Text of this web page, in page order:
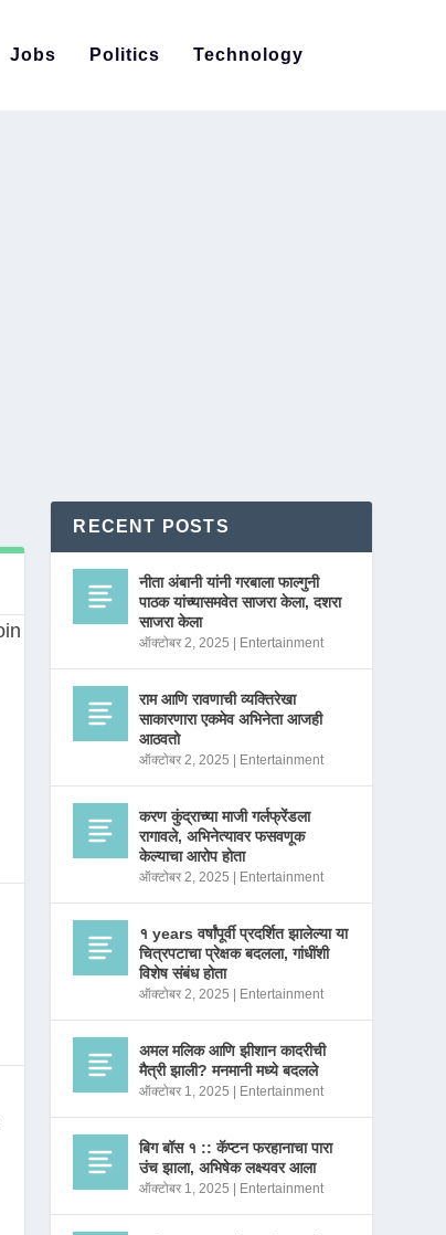
Jobs Politics Technology
RECENT POSTS
नीता अंबानी यांनी गरबाला फाल्गुनी
पाठक यांच्यासमवेत साजरा केला, दशरा
साजरा केला
ऑक्टोबर 2, 2025 Entertainment
राम आणि रावणाची व्यक्तिरेखा
साकारणारा एकमेव अभिनेता आजही
आठवतो
ऑक्टोबर 2, 2025 Entertainment
करण कुंद्राच्या माजी गर्लफ्रेंडला
रागावले, अभिनेत्यावर फसवणूक
केल्याचा आरोप होता
ऑक्टोबर 2, 2025 Entertainment
१ years वर्षांपूर्वी प्रदर्शित झालेल्या या
चित्रपटाचा प्रेक्षक बदलला, गांधींशी
विशेष संबंध होता
ऑक्टोबर 2, 2025 Entertainment
अमल मलिक आणि झीशान कादरीची
मैत्री झाली? मनमानी मध्ये बदलले
ऑक्टोबर 1, 2025 Entertainment
बिग बॉस १ :: कॅप्टन फरहानाचा पारा
उंच झाला, अभिषेक लक्ष्यवर आला
ऑक्टोबर 1, 2025 Entertainment